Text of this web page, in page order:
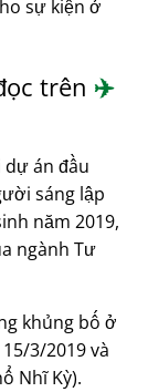
sự kiện ở
trên ✈️
dự án đầu
sáng lập
năm 2019,
ngành Tư
khủng bố ở
3/2019 và
Nhĩ Kỳ).